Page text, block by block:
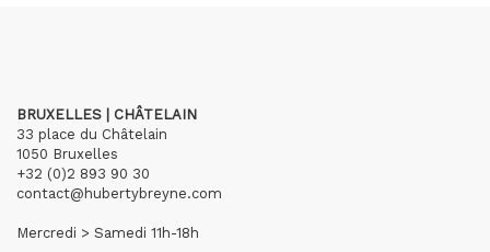
BRUXELLES | CHÂTELAIN
33 place du Châtelain
1050 Bruxelles
+32 (0)2 893 90 30
contact@hubertybreyne.com
Mercredi > Samedi 11h-18h